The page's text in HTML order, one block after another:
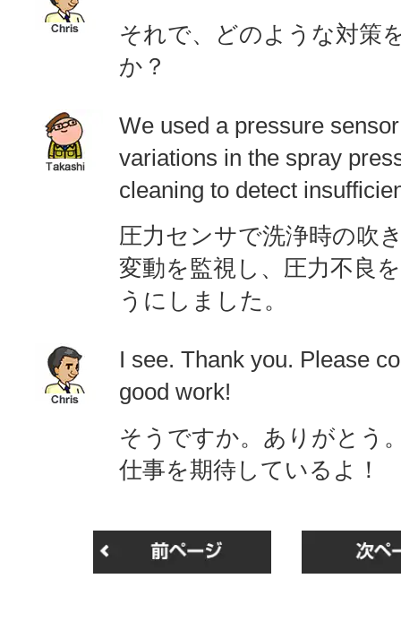
それで、どのような対策
か？
We used a pressure
variations in the spray
cleaning to detect
圧力センサで洗浄時の吹
変動を監視し、圧力不良
うにしました。
I see. Thank you. Please
good work!
そうですか。ありがとう
仕事を期待しているよ！